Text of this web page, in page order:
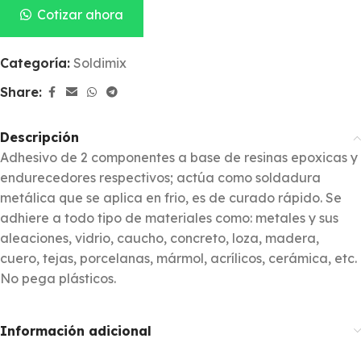
Cotizar ahora
Categoría: Soldimix
Share:
Descripción
Adhesivo de 2 componentes a base de resinas epoxicas y
endurecedores respectivos; actúa como soldadura
metálica que se aplica en frio, es de curado rápido. Se
adhiere a todo tipo de materiales como: metales y sus
aleaciones, vidrio, caucho, concreto, loza, madera,
cuero, tejas, porcelanas, mármol, acrílicos, cerámica, etc.
No pega plásticos.
Información adicional